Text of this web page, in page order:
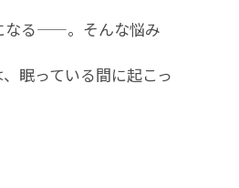
なる——。そんな悩み
眠っている間に起こっ